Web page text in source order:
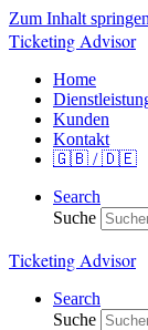
Zum Inhalt springen
Ticketing Advisor
Home
Kunden
Kontakt
🇬🇧 / 🇩🇪
Search
Suche
Ticketing Advisor
Search
Suche